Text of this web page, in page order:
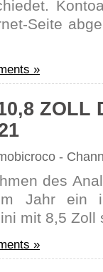
Seite
»
ZOLL
-
des
Jahr ein
mit 8,5 Zoll
»